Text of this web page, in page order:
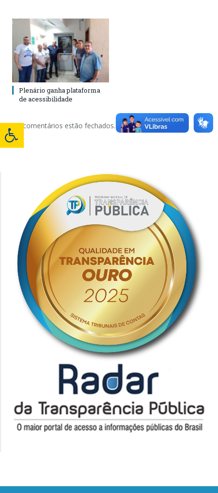
Plenário ganha plataforma
de acessibilidade
Os comentários estão fechados.